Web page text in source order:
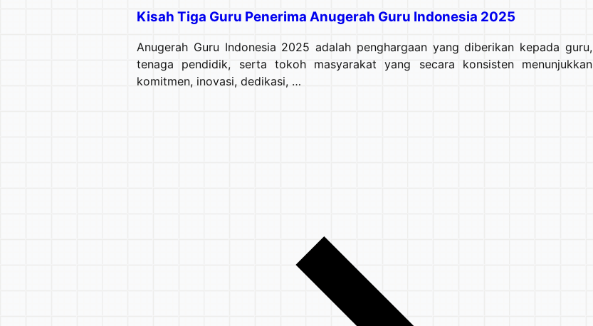
Kisah Tiga Guru Penerima Anugerah Guru Indonesia 2025
Anugerah Guru Indonesia 2025 adalah penghargaan yang diberikan kepada guru,
tenaga pendidik, serta tokoh masyarakat yang secara konsisten menunjukkan
komitmen, inovasi, dedikasi, …